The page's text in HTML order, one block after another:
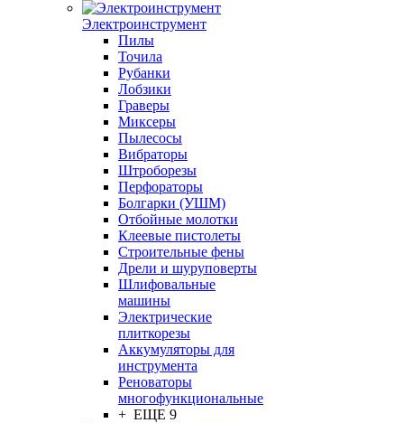
Электроинструмент
Пилы
Точила
Рубанки
Лобзики
Граверы
Миксеры
Пылесосы
Вибраторы
Штроборезы
Перфораторы
Болгарки (УШМ)
Отбойные молотки
Клеевые пистолеты
Строительные фены
Дрели и шуруповерты
Шлифовальные
машины
Электрические
плиткорезы
Аккумуляторы для
инструмента
Реноваторы
многофункциональные
+ ЕЩЕ 9